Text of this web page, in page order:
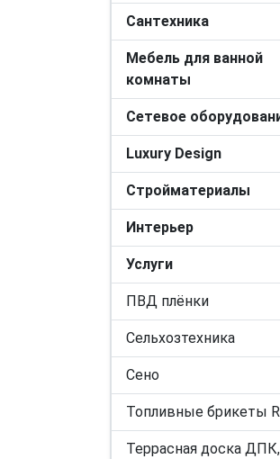
Сантехника
Мебель для ванной
комнаты
Сетевое
Luxury Design
Стройматериалы
Интерьер
Услуги
ПВД плёнки
Сельхозтехника
Сено
Топливные брикеты
Террасная доска ДПК,